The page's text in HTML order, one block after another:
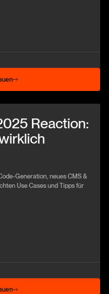
Reaction:
Generation, neues CMS &
Use Cases und Tipps für